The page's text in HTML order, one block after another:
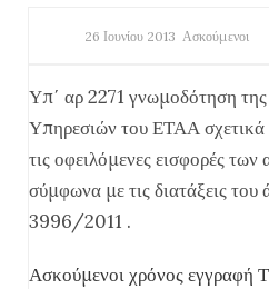
26 Ιουνίου 2013 Ασκούμενοι
Υπ΄ αρ 2271 γνωμοδότηση
Υπηρεσιών του ΕΤΑΑ σχετικά
τις οφειλόμενες εισφορές
σύμφωνα με τις διατάξεις
3996/2011 .
Ασκούμενοι χρόνος εγγραφή